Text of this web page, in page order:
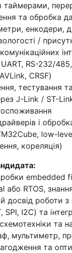
таймерами,
та обробка
енкодери,
/
UART, RS-232/
CRSF)
тестування
J-Link / ST-
і
low-
кореляція)
embedded
або RTOS,
досвід роботи
SPI, I2C) та
та
мультиметр,
та